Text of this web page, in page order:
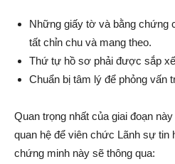
Những giấy tờ và bằng chứng
tất chỉn chu và mang theo.
Thứ tự hồ sơ phải được sắp
Chuẩn bị tâm lý để phỏng vấn
Quan trọng nhất của giai đoạn
quan hệ để viên chức Lãnh sự tin
chứng minh này sẽ thông qua: